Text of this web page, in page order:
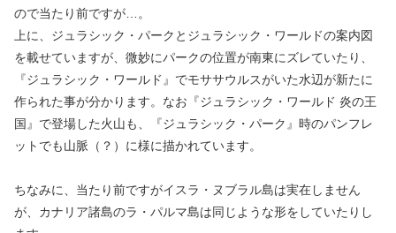
ので当たり前ですが…。
上に、ジュラシック・パークとジュラシック・ワールドの案内図
を載せていますが、微妙にパークの位置が南東にズレていたり、
『ジュラシック・ワールド』でモササウルスがいた水辺が新たに
作られた事が分かります。なお『ジュラシック・ワールド 炎の王
国』で登場した火山も、『ジュラシック・パーク』時のパンフレ
ットでも山脈（？）に様に描かれています。
ちなみに、当たり前ですがイスラ・ヌブラル島は実在しません
が、カナリア諸島のラ・パルマ島は同じような形をしていたりし